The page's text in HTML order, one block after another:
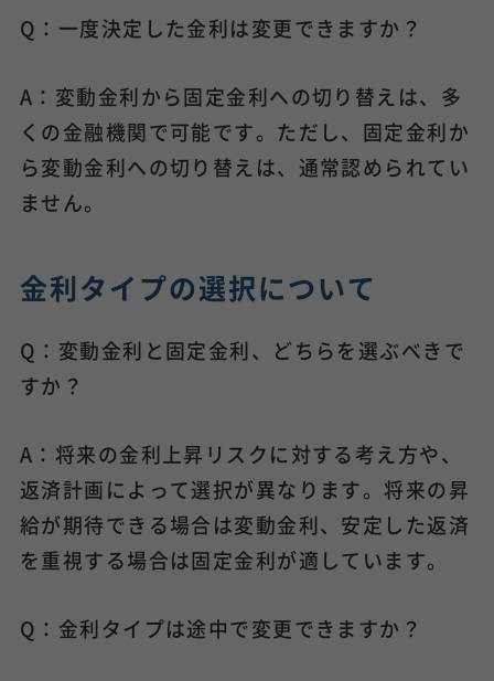
Q：一度決定した金利は変更できますか？
A：変動金利から固定金利への切り替えは、多
くの金融機関で可能です。ただし、固定金利か
ら変動金利への切り替えは、通常認められてい
ません。
金利タイプの選択について
Q：変動金利と固定金利、どちらを選ぶべきで
すか？
A：将来の金利上昇リスクに対する考え方や、
返済計画によって選択が異なります。将来の昇
給が期待できる場合は変動金利、安定した返済
を重視する場合は固定金利が適しています。
Q：金利タイプは途中で変更できますか？